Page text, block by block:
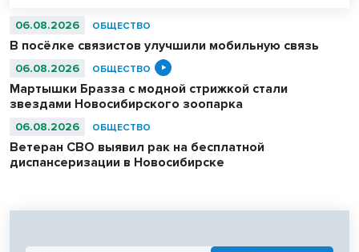
06.08.2026 ОБЩЕСТВО
В посёлке связистов улучшили мобильную связь
06.08.2026 ОБЩЕСТВО
Мартышки Бразза с модной стрижкой стали
звездами Новосибирского зоопарка
06.08.2026 ОБЩЕСТВО
Ветеран СВО выявил рак на бесплатной
диспансеризации в Новосибирске